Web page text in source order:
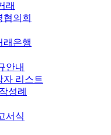
래
협의회
래은행
안내
자 리스트
성례
서식